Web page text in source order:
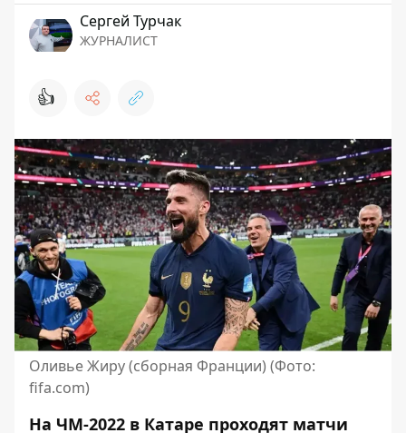
Сергей Турчак
ЖУРНАЛИСТ
👍
Оливье Жиру (сборная Франции) (Фото:
fifa.com)
На ЧМ-2022 в Катаре проходят матчи